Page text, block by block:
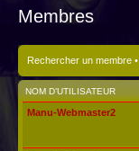
Membres
Rechercher un membre •
NOM D’UTILISATEUR
Manu-Webmaster2